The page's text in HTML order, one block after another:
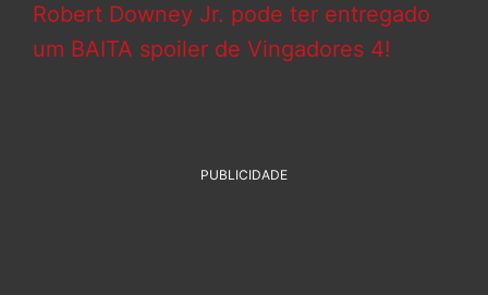
Robert Downey Jr. pode ter entregado
um BAITA spoiler de Vingadores 4!
PUBLICIDADE